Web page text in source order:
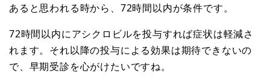
あると思われる時から、72時間以内が条件です。
72時間以内にアシクロビルを投与すれば症状は軽減さ
れます。それ以降の投与による効果は期待できないの
で、早期受診を心がけたいですね。